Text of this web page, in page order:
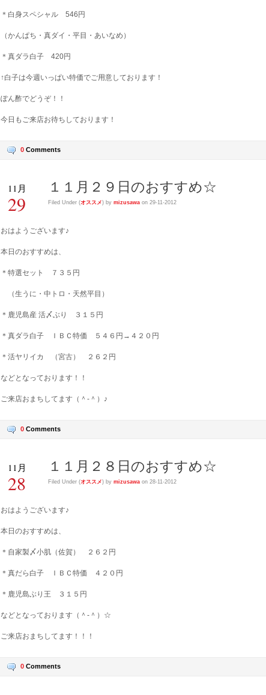
＊白身スペシャル 546円
（かんぱち・真ダイ・平目・あいなめ）
＊真ダラ白子 420円
↑白子は今週いっぱい特価でご用意しております！
ぽん酢でどうぞ！！
今日もご来店お待ちしております！
0 Comments
11月
29
１１月２９日のおすすめ☆
Filed Under (オススメ) by mizusawa on 29-11-2012
おはようございます♪
本日のおすすめは、
＊特選セット ７３５円
（生うに・中トロ・天然平目）
＊鹿児島産 活〆ぶり ３１５円
＊真ダラ白子 ＩＢＣ特価 ５４６円→４２０円
＊活ヤリイカ （宮古） ２６２円
などとなっております！！
ご来店おまちしてます（＾-＾）♪
0 Comments
11月
28
１１月２８日のおすすめ☆
Filed Under (オススメ) by mizusawa on 28-11-2012
おはようございます♪
本日のおすすめは、
＊自家製〆小肌（佐賀） ２６２円
＊真だら白子 ＩＢＣ特価 ４２０円
＊鹿児島ぶり王 ３１５円
などとなっております（＾-＾）☆
ご来店おまちしてます！！！
0 Comments